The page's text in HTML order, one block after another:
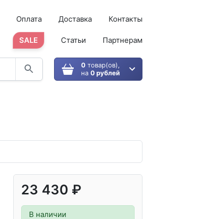
Оплата Доставка Контакты
SALE Статьи Партнерам
0товар(ов),
на 0 рублей
23 430 ₽
В наличии